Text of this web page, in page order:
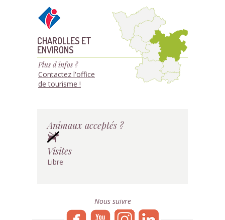
CHAROLLES ET
ENVIRONS
Plus d'infos ?
Contactez l'office
de tourisme !
Animaux acceptés ?
Visites
Libre
Nous suivre